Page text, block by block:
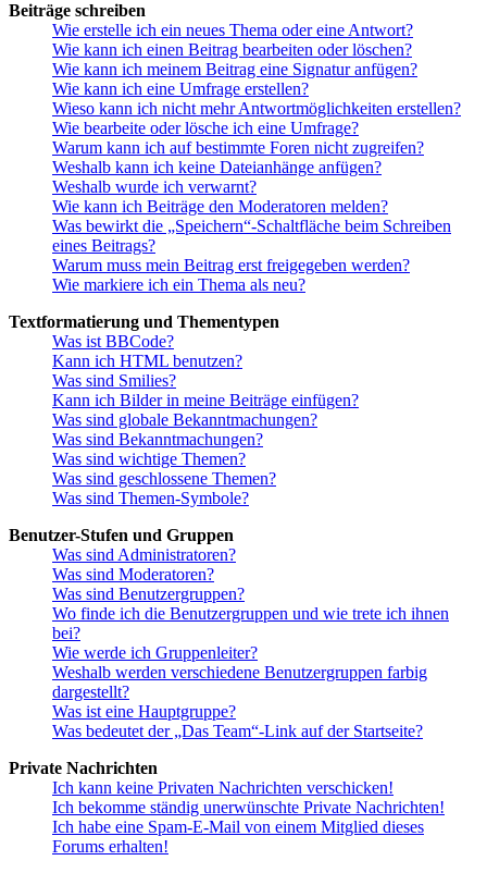
Beiträge schreiben
Wie erstelle ich ein neues Thema oder eine Antwort?
Wie kann ich einen Beitrag bearbeiten oder löschen?
Wie kann ich meinem Beitrag eine Signatur anfügen?
Wie kann ich eine Umfrage erstellen?
Wieso kann ich nicht mehr Antwortmöglichkeiten erstellen?
Wie bearbeite oder lösche ich eine Umfrage?
Warum kann ich auf bestimmte Foren nicht zugreifen?
Weshalb kann ich keine Dateianhänge anfügen?
Weshalb wurde ich verwarnt?
Wie kann ich Beiträge den Moderatoren melden?
Was bewirkt die „Speichern“-Schaltfläche beim Schreiben
eines Beitrags?
Warum muss mein Beitrag erst freigegeben werden?
Wie markiere ich ein Thema als neu?
Textformatierung und Thementypen
Was ist BBCode?
Kann ich HTML benutzen?
Was sind Smilies?
Kann ich Bilder in meine Beiträge einfügen?
Was sind globale Bekanntmachungen?
Was sind Bekanntmachungen?
Was sind wichtige Themen?
Was sind geschlossene Themen?
Was sind Themen-Symbole?
Benutzer-Stufen und Gruppen
Was sind Administratoren?
Was sind Moderatoren?
Was sind Benutzergruppen?
Wo finde ich die Benutzergruppen und wie trete ich ihnen
bei?
Wie werde ich Gruppenleiter?
Weshalb werden verschiedene Benutzergruppen farbig
dargestellt?
Was ist eine Hauptgruppe?
Was bedeutet der „Das Team“-Link auf der Startseite?
Private Nachrichten
Ich kann keine Privaten Nachrichten verschicken!
Ich bekomme ständig unerwünschte Private Nachrichten!
Ich habe eine Spam-E-Mail von einem Mitglied dieses
Forums erhalten!